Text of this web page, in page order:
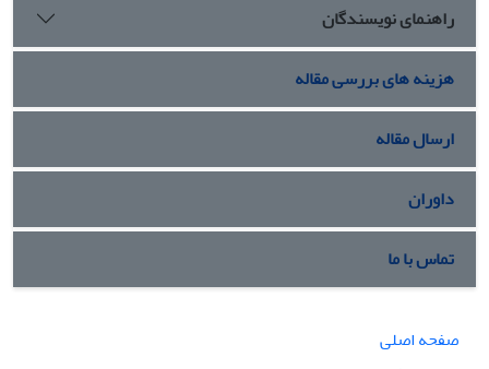
راهنمای نویسندگان
هزینه های بررسی مقاله
ارسال مقاله
داوران
تماس با ما
صفحه اصلی